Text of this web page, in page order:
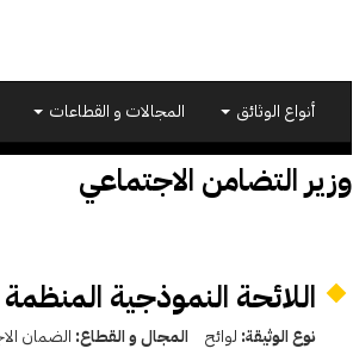
أنواع الوثائق المجالات و القطاعات
وزير التضامن الاجتماعي
اللائحة النموذجية المنظمة
نوع الوثيقة: لوائح المجال و القطاع: الضمان